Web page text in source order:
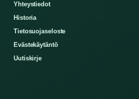
Yhteystiedot
Historia
Tietosuojaseloste
Evästekäytäntö
Uutiskirje